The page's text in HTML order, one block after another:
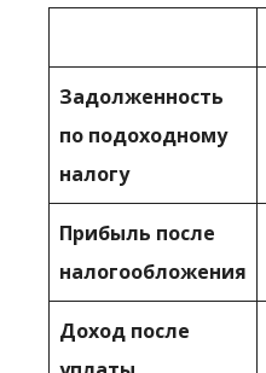
Задолженность
по подоходному
налогу
Прибыль после
налогообложения
Доход после